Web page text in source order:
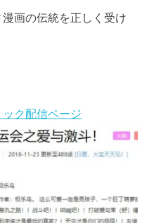
画の伝統を正しく受け
ク配信ページ